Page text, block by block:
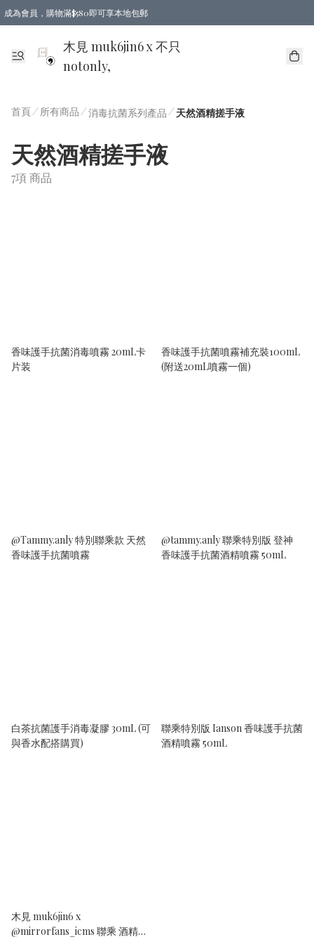
成為會員，購物滿$580即可享本地包郵
亞洲地區買滿$780包郵，歐美地區買滿$980包郵
木見 muk6jin6 x 不只
notonly,
首頁/ 所有商品 /消毒抗菌系列產品 / 天然酒精搓手液
天然酒精搓手液
7項 商品
香味護手抗菌消毒噴霧 20mL卡
片装
香味護手抗菌噴霧補充裝100mL
(附送20mL噴霧一個)
@Tammy.anly 特別聯乘款 天然
香味護手抗菌噴霧
@tammy.anly 聯乘特別版 登神
香味護手抗菌酒精噴霧 50mL
白茶抗菌護手消毒凝膠 30mL (可
與香水配搭購買)
聯乘特別版 Ianson 香味護手抗菌
酒精噴霧 50mL
木見 muk6jin6 x
@mirrorfans_icms 聯乘 酒精消